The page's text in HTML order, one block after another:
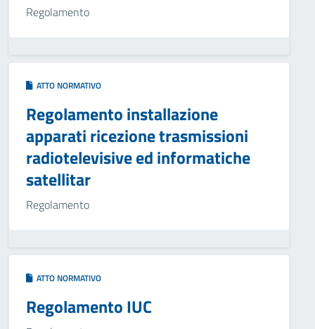
Regolamento
ATTO NORMATIVO
Regolamento installazione
apparati ricezione trasmissioni
radiotelevisive ed informatiche
satellitar
Regolamento
ATTO NORMATIVO
Regolamento IUC